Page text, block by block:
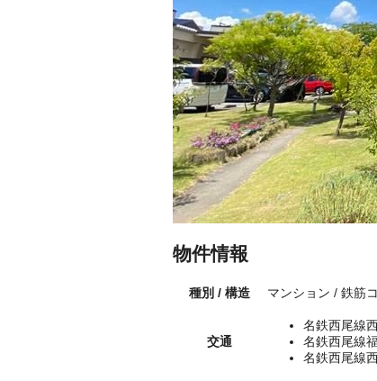
物件情報
種別 / 構造 マンション / 鉄筋
交通
名鉄西尾線
名鉄西尾線
名鉄西尾線